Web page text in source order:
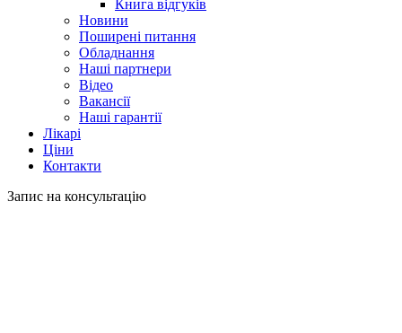
Книга відгуків
Новини
Поширені питання
Обладнання
Наші партнери
Відео
Вакансії
Наші гарантії
Лікарі
Ціни
Контакти
Запис на консультацію